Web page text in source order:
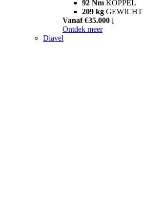
92 Nm KOPPEL
209 kg GEWICHT
Vanaf €35.000 i
Ontdek meer
Diavel